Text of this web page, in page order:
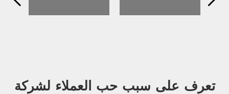
تعرف على سبب حب العملاء لشركة